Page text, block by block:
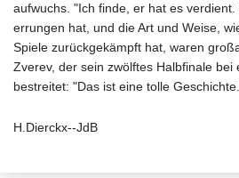
aufwuchs. "Ich finde, er hat es
errungen hat, und die Art und Weise,
Spiele zurückgekämpft hat, waren
Zverev, der sein zwölftes Halbfinale bei
bestreitet: "Das ist eine tolle
H.Dierckx--JdB